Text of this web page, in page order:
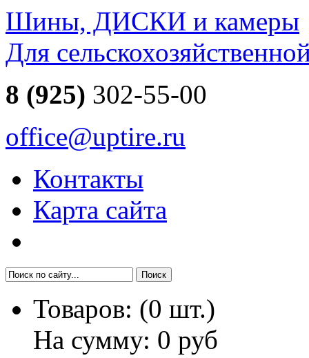
Шины, ДИСКИ и камеры
Для
8 (925) 302-55-00
office@uptire.ru
Контакты
Карта сайта
Товаров: (0 шт.)
На сумму: 0 руб